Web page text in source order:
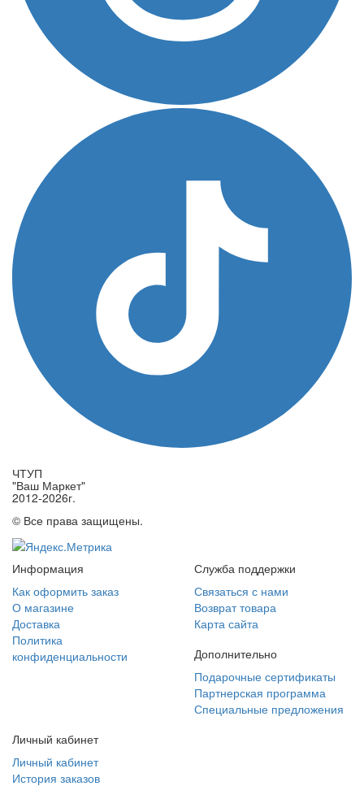
ЧТУП
"Ваш Маркет"
2012-2026г.
© Все права защищены.
Информация
Как оформить заказ
О магазине
Доставка
Политика
конфиденциальности
Служба поддержки
Связаться с нами
Возврат товара
Карта сайта
Дополнительно
Подарочные сертификаты
Партнерская программа
Специальные предложения
Личный кабинет
Личный кабинет
История заказов